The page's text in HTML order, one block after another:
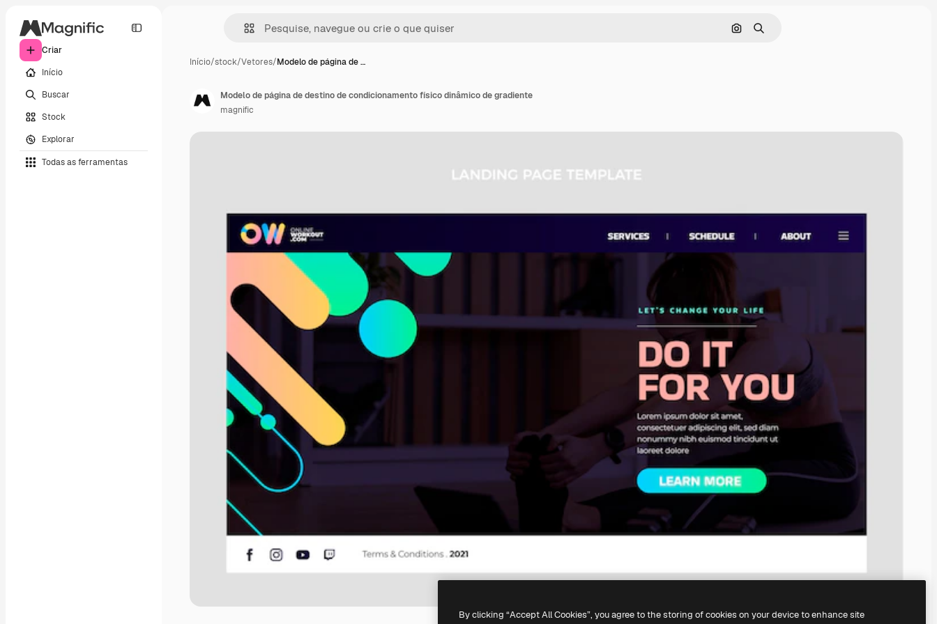
Criar
Início
Buscar
Stock
Explorar
Todas as ferramentas
Pesquisar por imagem
Buscar
Início/stock/Vetores/Modelo de página de …
Modelo de página de destino de condicionamento físico dinâmico de gradiente
magnific
By clicking “Accept All Cookies”, you agree to the storing of cookies on your device to enhance site